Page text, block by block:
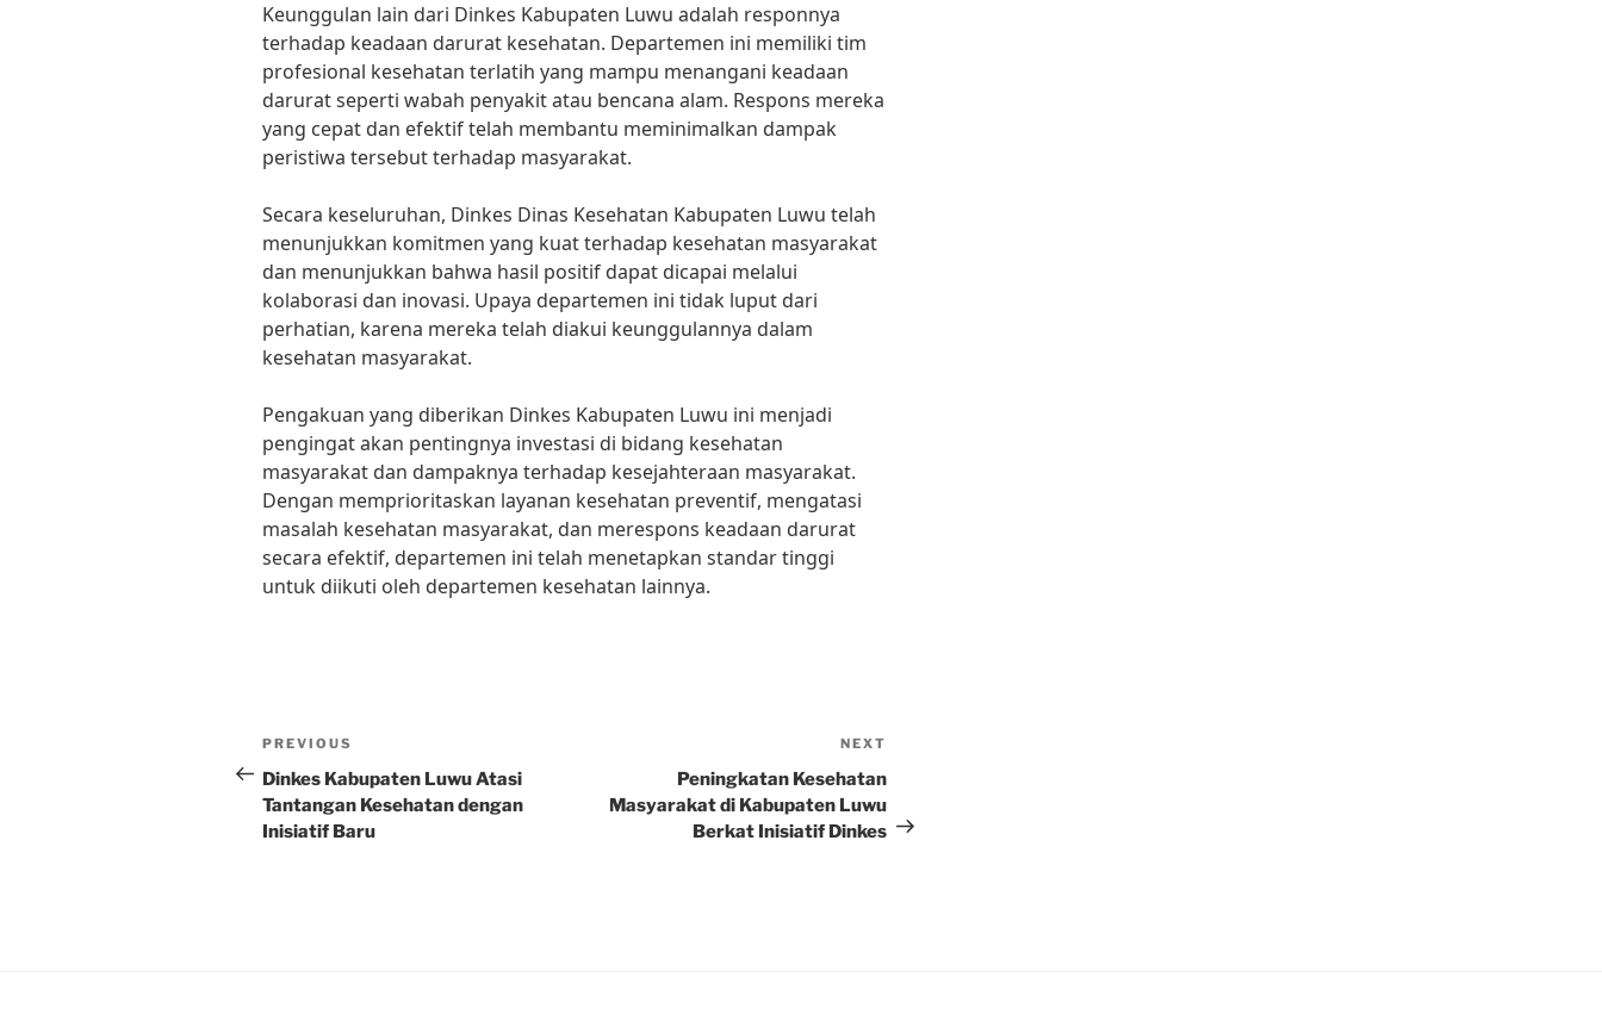
Keunggulan lain dari Dinkes Kabupaten Luwu adalah responnya
terhadap keadaan darurat kesehatan. Departemen ini memiliki tim
profesional kesehatan terlatih yang mampu menangani keadaan
darurat seperti wabah penyakit atau bencana alam. Respons mereka
yang cepat dan efektif telah membantu meminimalkan dampak
peristiwa tersebut terhadap masyarakat.
Secara keseluruhan, Dinkes Dinas Kesehatan Kabupaten Luwu telah
menunjukkan komitmen yang kuat terhadap kesehatan masyarakat
dan menunjukkan bahwa hasil positif dapat dicapai melalui
kolaborasi dan inovasi. Upaya departemen ini tidak luput dari
perhatian, karena mereka telah diakui keunggulannya dalam
kesehatan masyarakat.
Pengakuan yang diberikan Dinkes Kabupaten Luwu ini menjadi
pengingat akan pentingnya investasi di bidang kesehatan
masyarakat dan dampaknya terhadap kesejahteraan masyarakat.
Dengan memprioritaskan layanan kesehatan preventif, mengatasi
masalah kesehatan masyarakat, dan merespons keadaan darurat
secara efektif, departemen ini telah menetapkan standar tinggi
untuk diikuti oleh departemen kesehatan lainnya.
Post
navigation
Previous
Post
PREVIOUS
Dinkes Kabupaten Luwu Atasi
Tantangan Kesehatan dengan
Inisiatif Baru
Post
NEXT
Peningkatan Kesehatan
Masyarakat di Kabupaten Luwu
Berkat Inisiatif Dinkes